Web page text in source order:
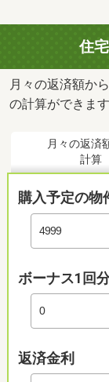
住
月々の返済額か
の計算ができます
月々の返済
計算
購入予定の物
ボーナス1回
返済金利